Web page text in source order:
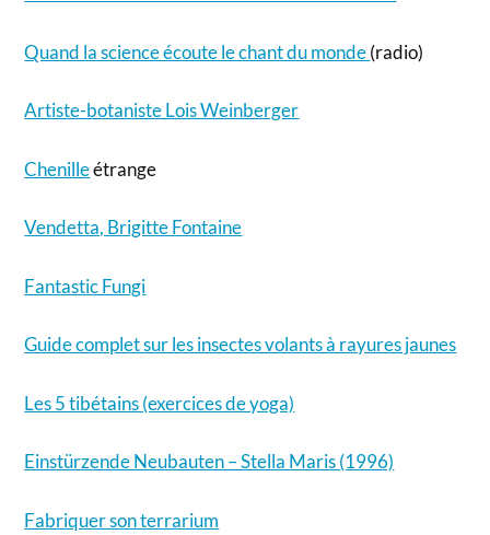
Quand la science écoute le chant du monde(radio)
Artiste-botaniste Lois Weinberger
Chenilleétrange
Vendetta, Brigitte Fontaine
Fantastic Fungi
Guide complet sur les insectes volants à rayures jaunes
Les 5 tibétains (exercices de yoga)
Einstürzende Neubauten – Stella Maris (1996)
Fabriquer son terrarium